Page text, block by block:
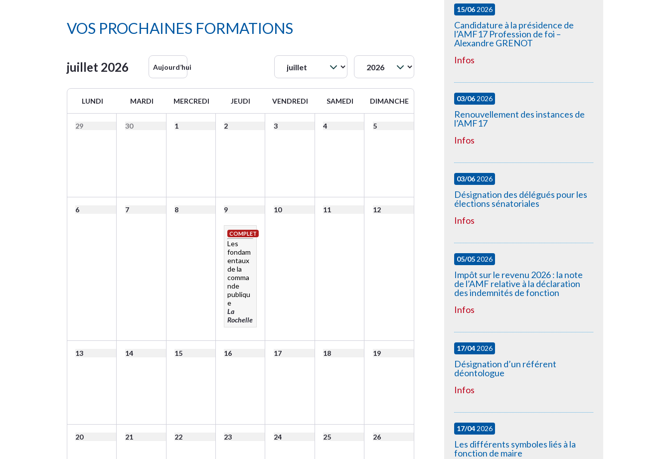
VOS PROCHAINES FORMATIONS
juillet 2026 Aujourd’hui
LUNDI MARDI MERCREDI JEUDI VENDREDI SAMEDI DIMANCHE
29 30 1 2 3 4 5
6 7 8 9
COMPLET
Les
fondam
entaux
de la
comma
nde
publiqu
e
La
Rochelle
10 11 12
13 14 15 16 17 18 19
20 21 22 23 24 25 26
15/062026
Candidature à la présidence de
l’AMF17 Profession de foi –
Alexandre GRENOT
Infos
03/062026
Renouvellement des instances de
l’AMF17
Infos
03/062026
Désignation des délégués pour les
élections sénatoriales
Infos
05/052026
Impôt sur le revenu 2026 : la note
de l’AMF relative à la déclaration
des indemnités de fonction
Infos
17/042026
Désignation d’un référent
déontologue
Infos
17/042026
Les différents symboles liés à la
fonction de maire